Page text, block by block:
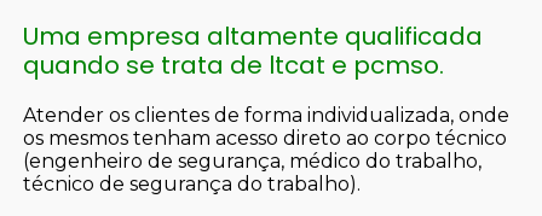
Uma empresa altamente qualificada
quando se trata de ltcat e pcmso.
Atender os clientes de forma individualizada, onde
os mesmos tenham acesso direto ao corpo técnico
(engenheiro de segurança, médico do trabalho,
técnico de segurança do trabalho).